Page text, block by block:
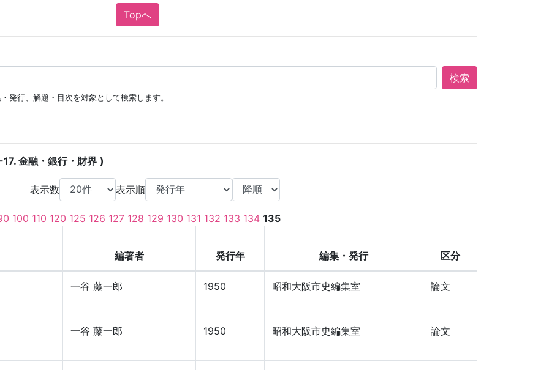
Topへ
検索
発行、解題・目次を対象として検索します。
金融・銀行・財界
表示数 表示順
100 110 120 125 126 127 128 129 130 131 132 133 134 135
編著者 発行年 編集・発行 区分
一谷 藤一郎 1950 昭和大阪市史編集室 論文
一谷 藤一郎 1950 昭和大阪市史編集室 論文